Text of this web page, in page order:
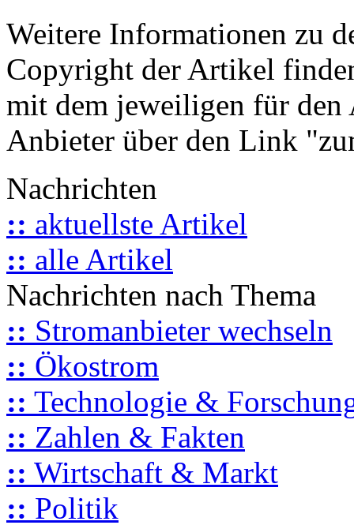
Weitere Informationen zu
Copyright der Artikel
mit dem jeweiligen für
Anbieter über den Link
Nachrichten
:: aktuellste Artikel
:: alle Artikel
Nachrichten nach Thema
:: Stromanbieter wechseln
:: Ökostrom
:: Technologie &
:: Zahlen & Fakten
:: Wirtschaft & Markt
:: Politik